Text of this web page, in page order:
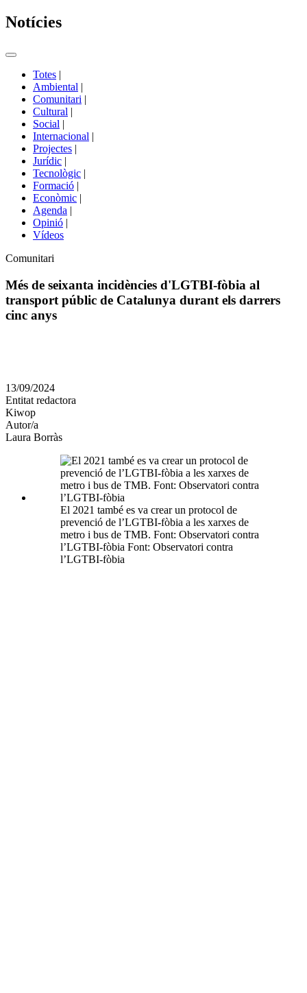
Notícies
Commutador
portals
Totes |
Ambiental |
Comunitari |
Cultural |
Social |
Internacional |
Projectes |
Jurídic |
Tecnològic |
Formació |
Econòmic |
Agenda |
Opinió |
Vídeos
Àmbit
la
notícia
Comunitari
Més de seixanta incidències d'LGTBI-fòbia al
transport públic de Catalunya durant els darrers
cinc anys
en
altres
xarxes
socials
13/09/2024
Entitat redactora
Kiwop
Autor/a
Laura Borràs
El 2021 també es va crear un protocol de
prevenció de l’LGTBI-fòbia a les xarxes de
metro i bus de TMB. Font: Observatori contra
l’LGTBI-fòbia Font: Observatori contra
l’LGTBI-fòbia